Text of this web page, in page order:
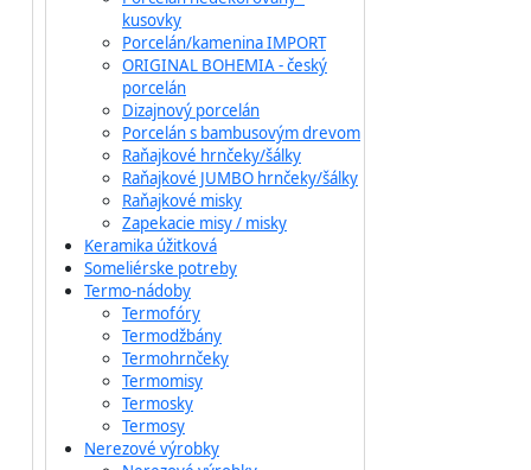
kusovky
Porcelán/kamenina IMPORT
ORIGINAL BOHEMIA - český
porcelán
Dizajnový porcelán
Porcelán s bambusovým drevom
Raňajkové hrnčeky/šálky
Raňajkové JUMBO hrnčeky/šálky
Raňajkové misky
Zapekacie misy / misky
Keramika úžitková
Someliérske potreby
Termo-nádoby
Termofóry
Termodžbány
Termohrnčeky
Termomisy
Termosky
Termosy
Nerezové výrobky